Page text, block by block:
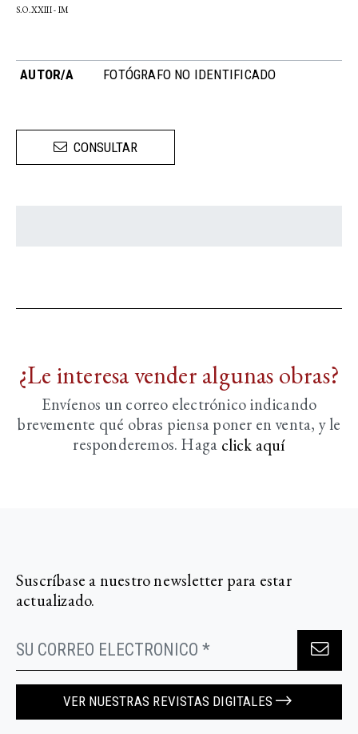
S.O.XXIII - IM
AUTOR/A FOTÓGRAFO NO IDENTIFICADO
CONSULTAR
¿Le interesa vender algunas obras?
Envíenos un correo electrónico indicando
brevemente qué obras piensa poner en venta, y le
responderemos. Haga click aquí­
Suscríbase a nuestro newsletter para estar
actualizado.
VER NUESTRAS REVISTAS DIGITALES